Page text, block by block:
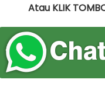
Atau KLIK